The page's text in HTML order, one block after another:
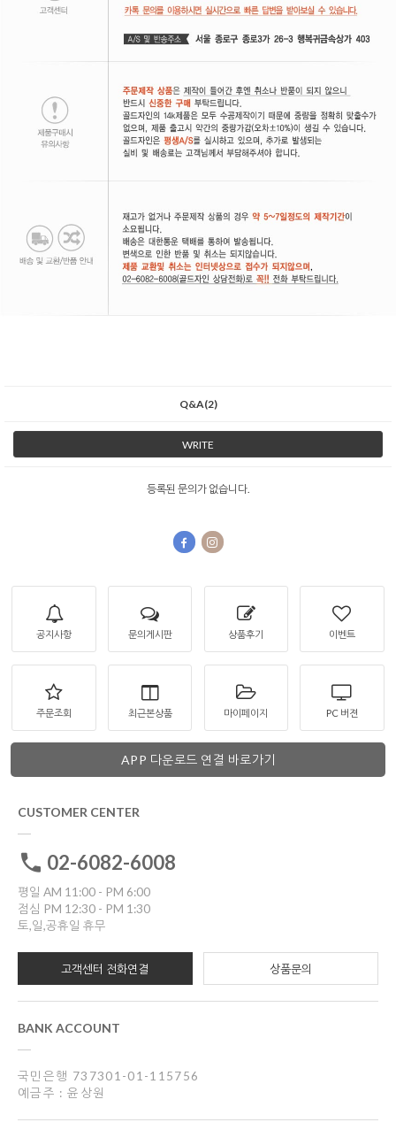
Q&A(2)
WRITE
등록된 문의가 없습니다.
공지사항 문의게시판 상품후기 이벤트
주문조회 최근본상품 마이페이지 PC 버젼
APP 다운로드 연결 바로가기
CUSTOMER CENTER
02-6082-6008
평일 AM 11:00 - PM 6:00
점심 PM 12:30 - PM 1:30
토,일,공휴일 휴무
고객센터 전화연결 상품문의
BANK ACCOUNT
국민은행 737301-01-115756
예금주 : 윤상원